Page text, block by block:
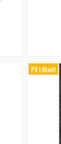
På tilbud!